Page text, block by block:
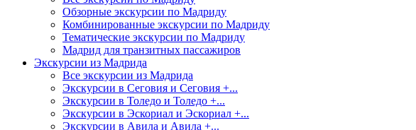
Обзорные экскурсии по Мадриду
Комбинированные экскурсии по Мадриду
Тематические экскурсии по Мадриду
Мадрид для транзитных пассажиров
Экскурсии из Мадрида
Все экскурсии из Мадрида
Экскурсии в Сеговия и Сеговия +...
Экскурсии в Толедо и Толедо +...
Экскурсии в Эскориал и Эскориал +...
Экскурсии в Авила и Авила +...